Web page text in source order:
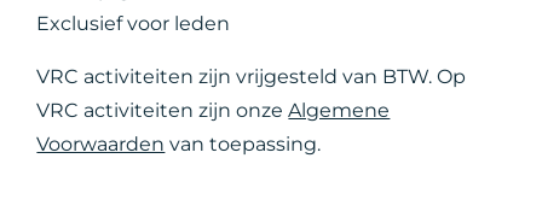
Exclusief voor leden
VRC activiteiten zijn vrijgesteld van BTW. Op
VRC activiteiten zijn onzeAlgemene
Voorwaarden van toepassing.